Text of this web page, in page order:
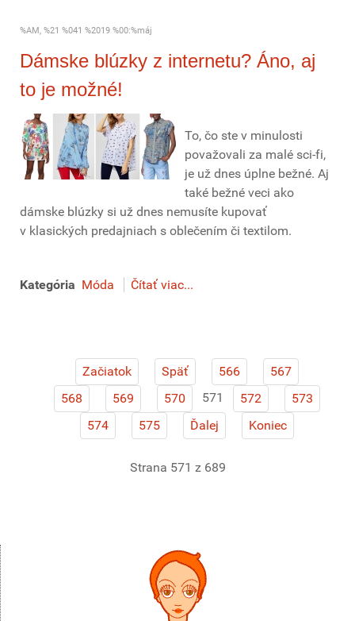
%AM, %21 %041 %2019 %00:%máj
Dámske blúzky z internetu? Áno, aj
to je možné!
To, čo ste v minulosti
považovali za malé sci-fi,
je už dnes úplne bežné. Aj
také bežné veci ako
dámske blúzky si už dnes nemusíte kupovať
v klasických predajniach s oblečením či textilom.
Kategória Móda Čítať viac...
Začiatok Späť 566
567
568
569 570 571 572
573
574
575 Ďalej Koniec
Strana 571 z 689